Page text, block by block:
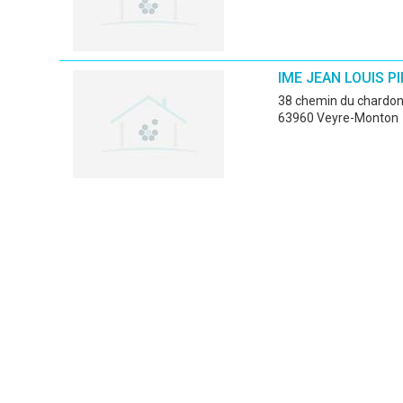
IME JEAN LOUIS
38 chemin du
63960 Veyre-Monton